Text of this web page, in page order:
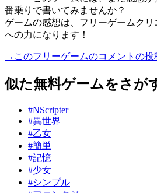
番乗りで書いてみませんか？
ゲームの感想は、フリーゲームク
への力になります！
→このフリーゲームのコメントの投
似た無料ゲームをさが
#NScripter
#異世界
#乙女
#簡単
#記憶
#少女
#シンプル